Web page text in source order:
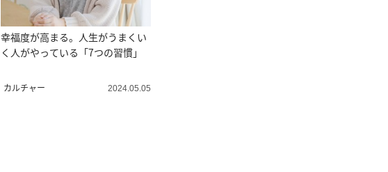
幸福度が高まる。人生がうまくい
く人がやっている「7つの習慣」
カルチャー 2024.05.05